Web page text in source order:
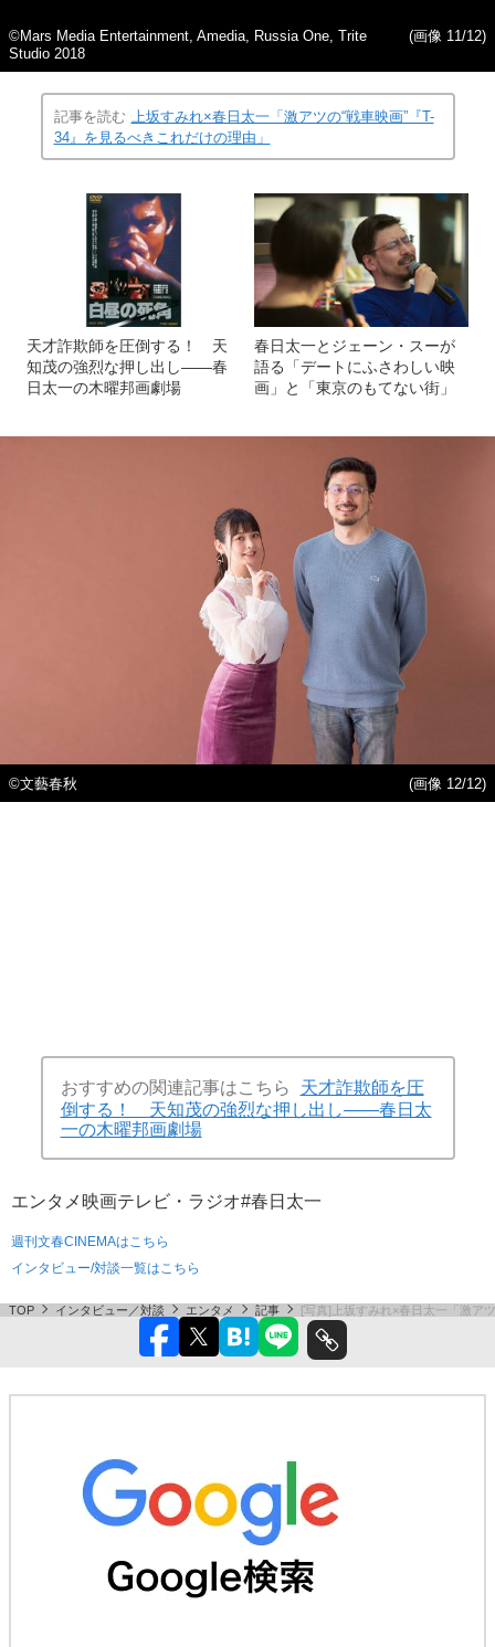
©Mars Media Entertainment, Amedia, Russia One, Trite
Studio 2018
(画像 11/12)
記事を読む 上坂すみれ×春日太一「激アツの“戦車映画”『T-
34』を見るべきこれだけの理由」
天才詐欺師を圧倒する！ 天
知茂の強烈な押し出し――春
日太一の木曜邦画劇場
春日太一とジェーン・スーが
語る「デートにふさわしい映
画」と「東京のもてない街」
©文藝春秋 (画像 12/12)
おすすめの関連記事はこちら
天才詐欺師を圧
倒する！ 天知茂の強烈な押し出し――春日太
一の木曜邦画劇場
エンタメ 映画テレビ・ラジオ#春日太一
週刊文春CINEMAはこちら
インタビュー/対談一覧はこちら
TOP インタビュー／対談 エンタメ 記事 [写真]上坂すみれ×春日太一「激ア